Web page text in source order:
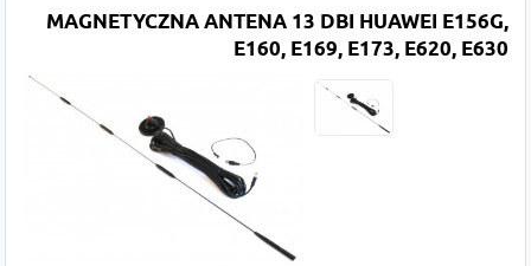
MAGNETYCZNA ANTENA 13 DBI HUAWEI E156G,
E160, E169, E173, E620, E630